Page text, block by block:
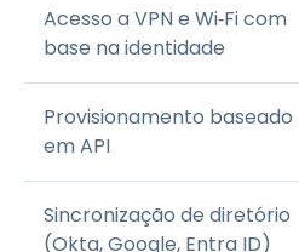
Acesso a VPN e Wi‑Fi com
base na identidade
Provisionamento baseado
em API
Sincronização de diretório
(Okta, Google, Entra ID)